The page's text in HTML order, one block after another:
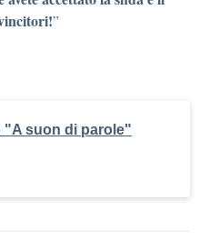
”
"A suon di parole"